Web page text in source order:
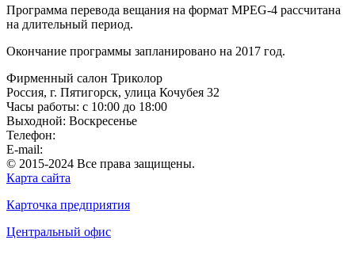
Программа перевода вещания на формат MPEG-4 рассчитана
на длительный период.
Окончание программы запланировано на 2017 год.
Фирменный салон Триколор
Россия, г. Пятигорск, улица Кочубея 32
Часы работы: с 10:00 до 18:00
Выходной: Воскресенье
Телефон:
E-mail:
© 2015-2024 Все права защищены.
Карта сайта
Карточка предприятия
Центральный офис